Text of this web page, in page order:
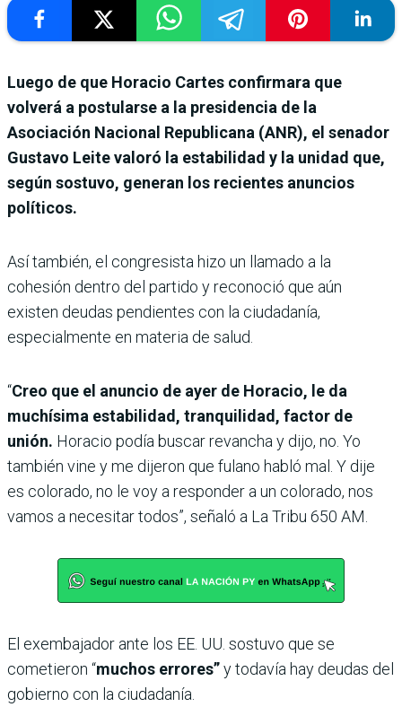
Luego de que Horacio Cartes confirmara que
volverá a postularse a la presidencia de la
Asociación Nacional Republicana (ANR), el senador
Gustavo Leite valoró la estabilidad y la unidad que,
según sostuvo, generan los recientes anuncios
políticos.
Así también, el congresista hizo un llamado a la
cohesión dentro del partido y reconoció que aún
existen deudas pendientes con la ciudadanía,
especialmente en materia de salud.
“Creo que el anuncio de ayer de Horacio, le da
muchísima estabilidad, tranquilidad, factor de
unión. Horacio podía buscar revancha y dijo, no. Yo
también vine y me dijeron que fulano habló mal. Y dije
es colorado, no le voy a responder a un colorado, nos
vamos a necesitar todos”, señaló a La Tribu 650 AM.
El exembajador ante los EE. UU. sostuvo que se
cometieron “muchos errores”y todavía hay deudas del
gobierno con la ciudadanía.